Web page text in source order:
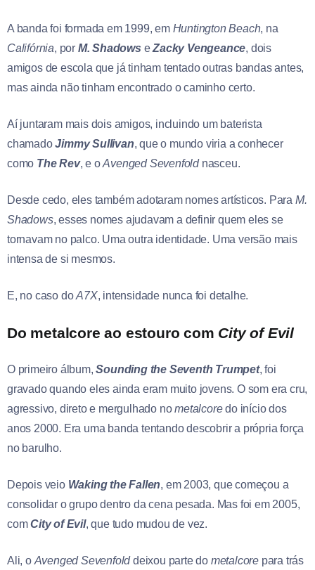
A banda foi formada em 1999, em Huntington Beach, na
Califórnia, por M. Shadows eZacky Vengeance, dois
amigos de escola que já tinham tentado outras bandas antes,
mas ainda não tinham encontrado o caminho certo.
Aí juntaram mais dois amigos, incluindo um baterista
chamadoJimmy Sullivan, que o mundo viria a conhecer
como The Rev, e oAvenged Sevenfoldnasceu.
Desde cedo, eles também adotaram nomes artísticos. Para M.
Shadows, esses nomes ajudavam a definir quem eles se
tornavam no palco. Uma outra identidade. Uma versão mais
intensa de si mesmos.
E, no caso doA7X, intensidade nunca foi detalhe.
Do metalcore ao estouro com City of Evil
O primeiro álbum,Sounding the Seventh Trumpet, foi
gravado quando eles ainda eram muito jovens. O som era cru,
agressivo, direto e mergulhado nometalcoredo início dos
anos 2000. Era uma banda tentando descobrir a própria força
no barulho.
Depois veio Waking the Fallen, em 2003, que começou a
consolidar o grupo dentro da cena pesada. Mas foi em 2005,
comCity of Evil, que tudo mudou de vez.
Ali, o Avenged Sevenfolddeixou parte do metalcore para trás